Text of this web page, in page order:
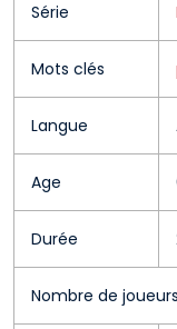
Série
Mots clés
Langue
Age
Durée
Nombre de joueurs